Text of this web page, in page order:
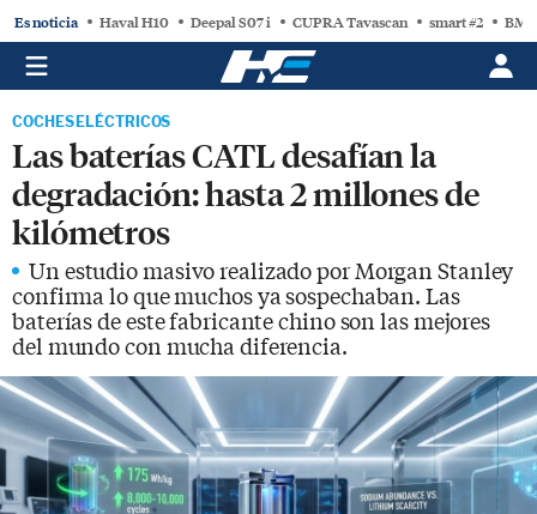
Es noticia Haval H10 Deepal S07 i CUPRA Tavascan smart #2
COCHES ELÉCTRICOS
Las baterías CATL desafían la
degradación: hasta 2 millones de
kilómetros
Un estudio masivo realizado por Morgan Stanley
confirma lo que muchos ya sospechaban. Las
baterías de este fabricante chino son las mejores
del mundo con mucha diferencia.